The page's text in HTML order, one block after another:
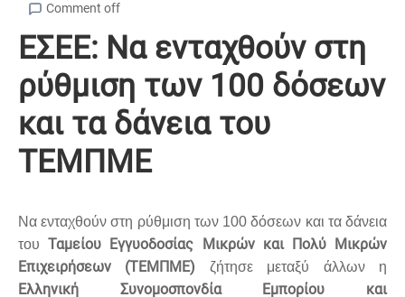
Comment off
ΕΣΕΕ: Να ενταχθούν στη
ρύθμιση των 100 δόσεων
και τα δάνεια του
ΤΕΜΠΜΕ
Να ενταχθούν στη ρύθμιση των 100 δόσεων και τα δάνεια
τουΤαμείου Εγγυοδοσίας Μικρών και Πολύ Μικρών
Επιχειρήσεων (ΤΕΜΠΜΕ) ζήτησε μεταξύ άλλων η
Ελληνική Συνομοσπονδία Εμπορίου και